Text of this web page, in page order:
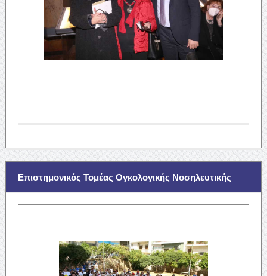
Επιστημονικός Τομέας Ογκολογικής Νοσηλευτικής